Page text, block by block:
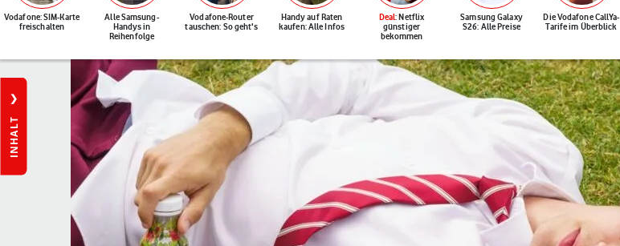
Vodafone: SIM-Karte
freischalten
Alle Samsung-
Handys in
Reihenfolge
Vodafone-Router
tauschen: So geht's
Handy auf Raten
kaufen: Alle Infos
Deal: Netflix
günstiger
bekommen
Samsung Galaxy
S26: Alle Preise
Die Vodafone CallYa-
Tarife im Überblick
INHALT